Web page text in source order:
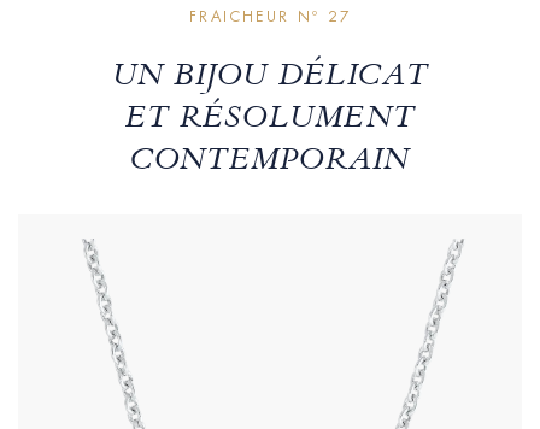
FRAICHEUR Nº 27
UN BIJOU DÉLICAT
ET RÉSOLUMENT
CONTEMPORAIN